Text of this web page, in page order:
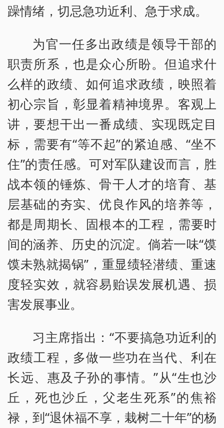
躁情绪，切忌急功近利、急于求成。
为官一任多出政绩是领导干部的
职责所系，也是众心所盼。但追求什
么样的政绩、如何追求政绩，映照着
初心宗旨，彰显着精神境界。客观上
讲，要想干出一番成绩、实现既定目
标，需要有“等不起”的紧迫感、“坐不
住”的责任感。可对军队建设而言，胜
战本领的锤炼、骨干人才的培育、基
层基础的夯实、优良作风的培养等，
都是周期长、固根本的工程，需要时
间的涵养、历史的沉淀。倘若一味“馍
馍未熟就揭锅”，重显绩轻潜绩、重速
度轻实效，就容易贻误发展机遇、损
害发展事业。
习主席指出：“不要搞急功近利的
政绩工程，多做一些功在当代、利在
长远、惠及子孙的事情。”从“生也沙
丘，死也沙丘，父老生死系”的焦裕
禄，到“退休福不享，栽树二十年”的杨